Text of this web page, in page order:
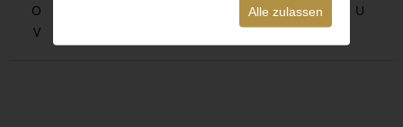
Alle zulassen
O
S T
U
V
Z